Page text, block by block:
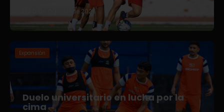
5 de agosto de 2026
Expansión
Duelo universitario en lucha por la
cima